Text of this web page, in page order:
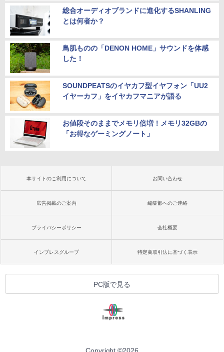
総合オーディオブランドに進化するSHANLING
とは何者か？
鳥肌ものの「DENON HOME」サウンドを体感
した！
SOUNDPEATSのイヤカフ型イヤフォン「UU2
イヤーカフ」をイヤカフマニアが語る
お値段そのままでメモリ倍増！メモリ32GBの
「お得なゲーミングノート」
本サイトのご利用について お問い合わせ
広告掲載のご案内 編集部へのご連絡
プライバシーポリシー 会社概要
インプレスグループ 特定商取引法に基づく表示
PC版で見る
Copyright ©2026